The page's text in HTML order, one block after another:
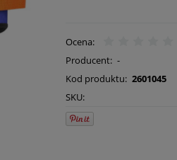
Ocena:
Producent: -
Kod produktu: 2601045
SKU: